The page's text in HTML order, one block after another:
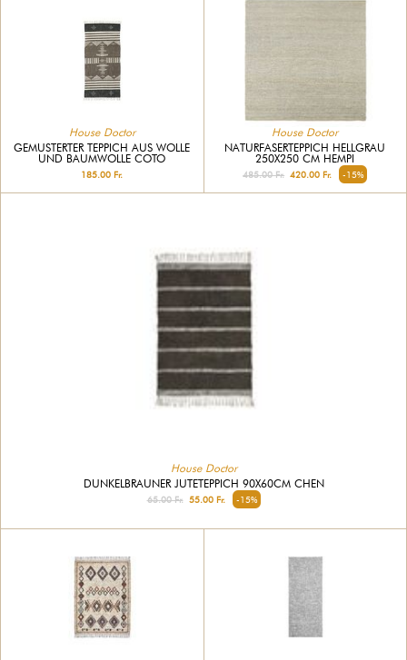
House Doctor
GEMUSTERTER TEPPICH AUS WOLLE
UND BAUMWOLLE COTO
185.00 Fr.
House Doctor
NATURFASERTEPPICH HELLGRAU
250X250 CM HEMPI
485.00 Fr. 420.00 Fr. -15%
House Doctor
DUNKELBRAUNER JUTETEPPICH 90X60CM CHEN
65.00 Fr.55.00 Fr. -15%